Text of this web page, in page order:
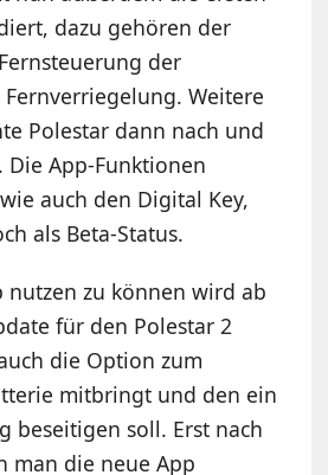
dazu gehören der
der
Weitere
Polestar dann nach und
App-Funktionen
auch den Digital Key,
als Beta-Status.
nutzen zu können wird ab
für den Polestar 2
die Option zum
mitbringt und den ein
beseitigen soll. Erst nach
man die neue App